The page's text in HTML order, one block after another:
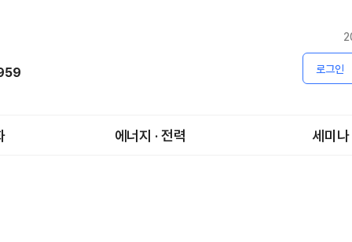
로그인
에너지 · 전력 세미나